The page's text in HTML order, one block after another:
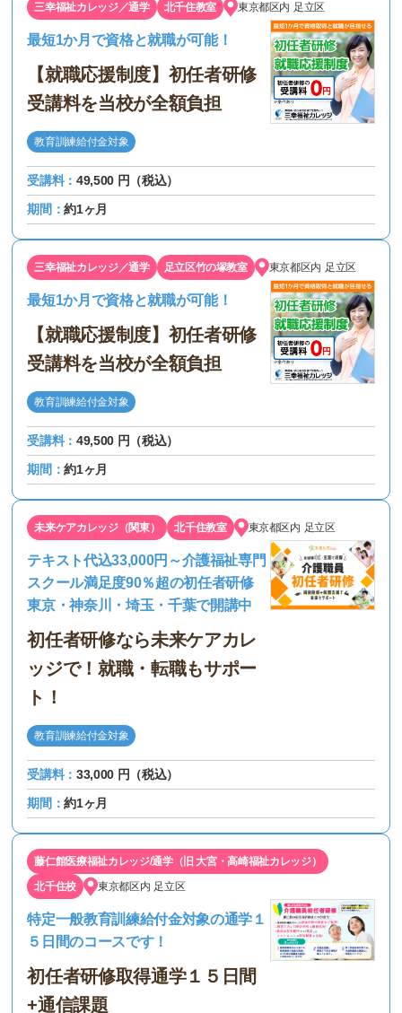
三幸福祉カレッジ／通学 北千住教室 東京都区内 足立区
最短1か月で資格と就職が可能！
【就職応援制度】初任者研修
受講料を当校が全額負担
教育訓練給付金対象
受講料：49,500 円（税込）
期間：約1ヶ月
三幸福祉カレッジ／通学 足立区竹の塚教室 東京都区内 足立区
最短1か月で資格と就職が可能！
【就職応援制度】初任者研修
受講料を当校が全額負担
教育訓練給付金対象
受講料：49,500 円（税込）
期間：約1ヶ月
未来ケアカレッジ（関東） 北千住教室 東京都区内 足立区
テキスト代込33,000円～介護福祉専門
スクール満足度90％超の初任者研修
東京・神奈川・埼玉・千葉で開講中
初任者研修なら未来ケアカレ
ッジで！就職・転職もサポー
ト！
教育訓練給付金対象
受講料：33,000 円（税込）
期間：約1ヶ月
藤仁館医療福祉カレッジ/通学（旧 大宮・高崎福祉カレッジ）
北千住校
東京都区内 足立区
特定一般教育訓練給付金対象の通学１
５日間のコースです！
初任者研修取得通学１５日間
+通信課題